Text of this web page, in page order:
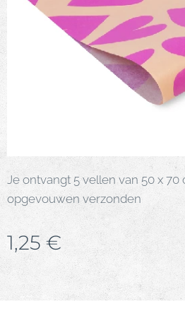
Je ontvangt 5 vellen van 50 x
opgevouwen verzonden
1,25 €